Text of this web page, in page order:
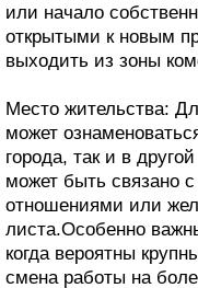
или начало
открытыми к новым
выходить из зоны
Место жительства:
может
города, так и в
может быть связано
отношениями или
листа.Особенно
когда вероятны
смена работы на